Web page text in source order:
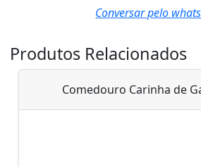
Conversar pelo
Produtos Relacionados
Comedouro Carinha de